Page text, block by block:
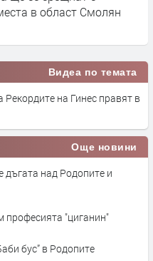
в област Смолян
Видеа по темата
на Гинес правят в
Още новини
дъгата над Родопите и
професията "циганин"
бус” в Родопите